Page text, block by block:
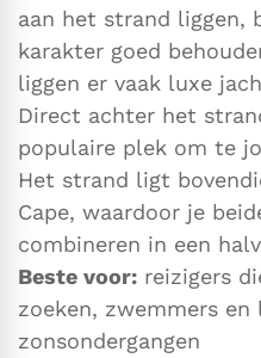
aan het strand
karakter goed
liggen er vaak luxe
Direct achter het
populaire plek om te
Het strand ligt
Cape, waardoor je
combineren in een
Beste voor: reizigers
zoeken, zwemmers en
zonsondergangen